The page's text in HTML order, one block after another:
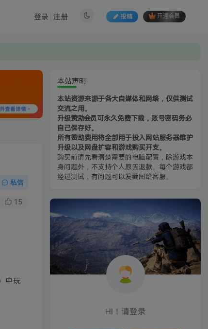
投稿 开通会员
登录 注册
私信
15
中玩
本站声明
本站资源来源于各大自媒体和网络，仅供测试
交流之用。
升级赞助会员可永久免费下载，账号密码务必
自己保存好。
所有赞助费用将全部用于投入网站服务器维护
升级以及网盘扩容和游戏购买开支。
购买前请先看清楚需要的电脑配置，除游戏本
身问题外，不支持个人原因退款。每个游戏都
经过测试，有问题可以发截图给客服。
HI！请登录